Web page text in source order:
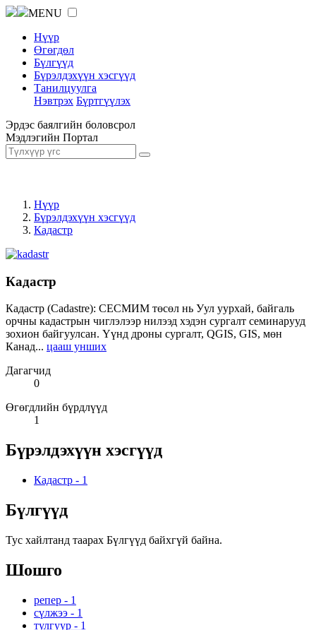
MENU
Нүүр
Өгөгдөл
Бүлгүүд
Бүрэлдэхүүн хэсгүүд
Танилцуулга
Нэвтрэх Бүртгүүлэх
Эрдэс баялгийн боловсрол
Мэдлэгийн Портал
Нүүр
Бүрэлдэхүүн хэсгүүд
Кадастр
Кадастр
Кадастр (Cadastre): СЕСМИМ төсөл нь Уул уурхай, байгаль
орчны кадастрын чиглэлээр нилээд хэдэн сургалт семинарууд
зохион байгуулсан. Үүнд дроны сургалт, QGIS, GIS, мөн
Канад... цааш унших
Дагагчид
0
Өгөгдлийн бүрдлүүд
1
Бүрэлдэхүүн хэсгүүд
Кадастр - 1
Бүлгүүд
Тус хайлтанд таарах Бүлгүүд байхгүй байна.
Шошго
репер - 1
сүлжээ - 1
тулгуур - 1